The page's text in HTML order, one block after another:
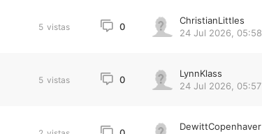
5 vistas 0
ChristianLittles
24 Jul 2026, 05:58
5 vistas 0
LynnKlass
24 Jul 2026, 05:57
DewittCopenhaver